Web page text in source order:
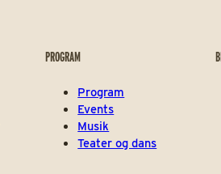
PROGRAM
Program
Events
Musik
Teater og dans